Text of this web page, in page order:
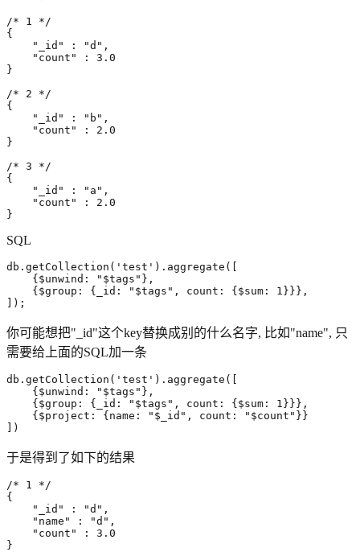
/* 1 */
{
"_id"
: "d" ,
"count"
: 3 . 0
}
/* 2 */
{
"_id"
: "b" ,
"count"
: 2 . 0
}
/* 3 */
{
"_id"
: "a" ,
"count"
: 2 . 0
}
SQL
db . getCollection ( 'test' ). aggregate ([
{$unwind : "$tags" } ,
{$group : { _id : "$tags" , count : {$sum : 1 }}} ,
]);
你可能想把"_id"这个key替换成别的什么名字, 比如"name", 只
需要给上面的SQL加一条
db . getCollection ( 'test' ). aggregate ([
{$unwind : "$tags" } ,
{$group : { _id : "$tags" , count : {$sum : 1 }}} ,
{$project : {name : "$_id" , count : "$count" }}
])
于是得到了如下的结果
/* 1 */
{
"_id"
: "d" ,
"name"
: "d" ,
"count"
: 3 . 0
}